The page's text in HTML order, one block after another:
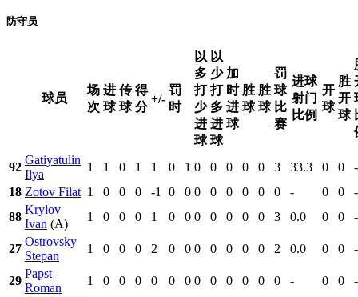
防守员
球员
场
次
进
球
传
球
得
分
+/-
罚
时
以
多
打
少
进
球
以
少
打
多
进
球
加
时
进
球
胜
球
胜
球
罚
球
比
赛
进球
射门
比例
开
球
胜
开
球
92
Gatiyatulin
Ilya
1 1 0 1 1 0 1 0 0 0 0 0 3 33.3 0 0
-
18 Zotov Filat 1 0 0 0 -1 0 0 0 0 0 0 0 0 - 0 0
-
88
Krylov
Ivan (A)
1 0 0 0 1 0 0 0 0 0 0 0 3 0.0 0 0 -
27
Ostrovsky
Stepan
1 0 0 0 2 0 0 0 0 0 0 0 2 0.0 0 0 -
29
Papst
Roman
1 0 0 0 0 0 0 0 0 0 0 0 0 - 0 0 -